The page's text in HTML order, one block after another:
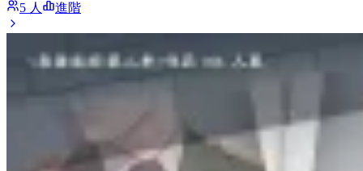
5 人 進階